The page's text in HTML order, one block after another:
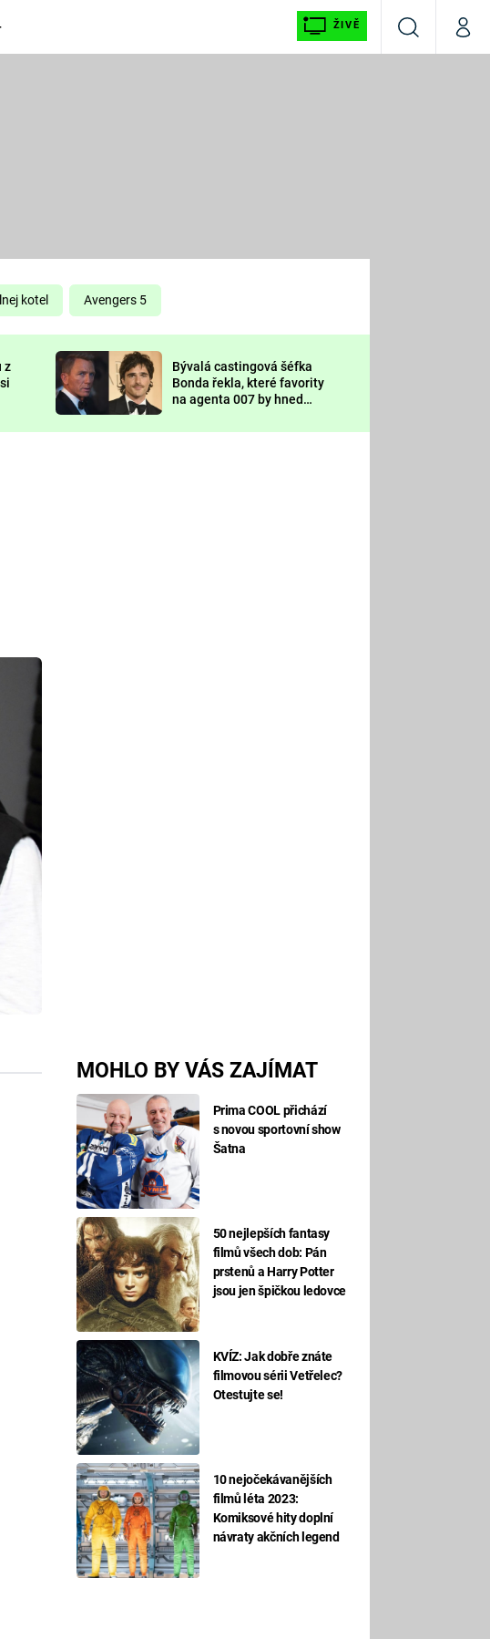
ŽIVĚ
VyhledáváníMůj
KOMEDIE
CHUCK
NORRIS
DEADPOOL
Prima LAJK
Sledujte nás
kotel Avengers 5
z
Bývalá castingová šéfka
Bonda řekla, které favority
na agenta 007 by hned
MOHLO BY VÁS ZAJÍMAT
Prima COOL přichází
s novou sportovní show
Šatna
50 nejlepších fantasy
filmů všech dob: Pán
prstenů a Harry Potter
jsou jen špičkou ledovce
KVÍZ: Jak dobře znáte
filmovou sérii Vetřelec?
Otestujte se!
10 nejočekávanějších
filmů léta 2023:
Komiksové hity doplní
návraty akčních legend